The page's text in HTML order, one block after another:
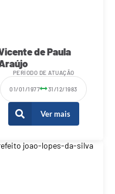
de Paula
PERÍODO DE ATUAÇÃO
01/01/1977 31/12/1983
Ver mais